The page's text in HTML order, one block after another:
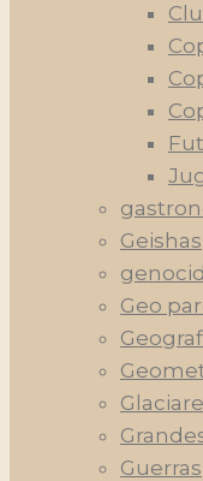
Geishas
Geo
Guerras